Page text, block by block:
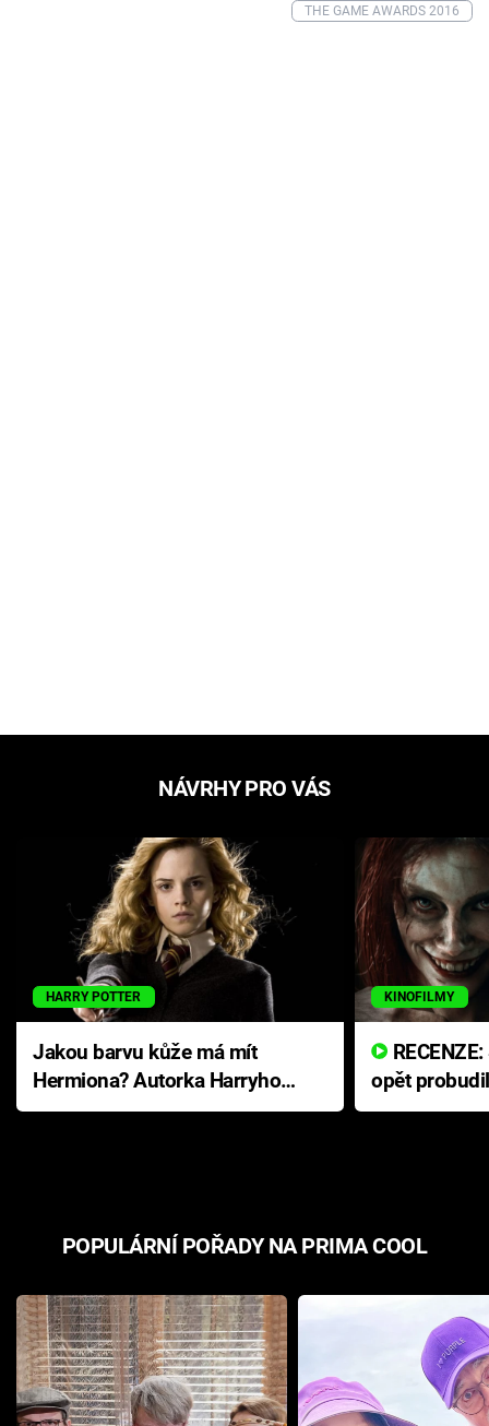
THE GAME AWARDS 2016
NÁVRHY PRO VÁS
HARRY POTTER
Jakou barvu kůže má mít
Hermiona? Autorka Harryho
Pottera přišla s ráznou
KINOFILMY
opět
přichází s
POPULÁRNÍ POŘADY NA PRIMA COOL